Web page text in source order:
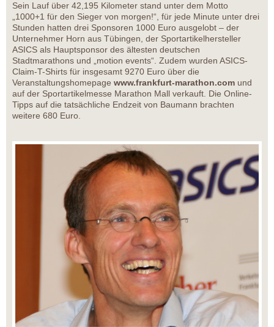
Sein Lauf über 42,195 Kilometer stand unter dem Motto
„1000+1 für den Sieger von morgen!“, für jede Minute unter drei
Stunden hatten drei Sponsoren 1000 Euro ausgelobt – der
Unternehmer Horn aus Tübingen, der Sportartikelhersteller
ASICS als Hauptsponsor des ältesten deutschen
Stadtmarathons und „motion events“. Zudem wurden ASICS-
Claim-T-Shirts für insgesamt 9270 Euro über die
Veranstaltungshomepage www.frankfurt-marathon.com und
auf der Sportartikelmesse Marathon Mall verkauft. Die Online-
Tipps auf die tatsächliche Endzeit von Baumann brachten
weitere 680 Euro.